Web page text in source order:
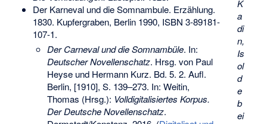
K
a
di
n,
Is
ol
d
e
b
ei
Der Karneval und die Somnambule. Erzählung.
1830. Kupfergraben, Berlin 1990, ISBN 3-89181-
107-1.
Der Carneval und die Somnambüle. In:
Deutscher Novellenschatz. Hrsg. von Paul
Heyse und Hermann Kurz. Bd. 5. 2. Aufl.
Berlin, [1910], S. 139–273. In: Weitin,
Thomas (Hrsg.): Volldigitalisiertes Korpus.
Der Deutsche Novellenschatz.